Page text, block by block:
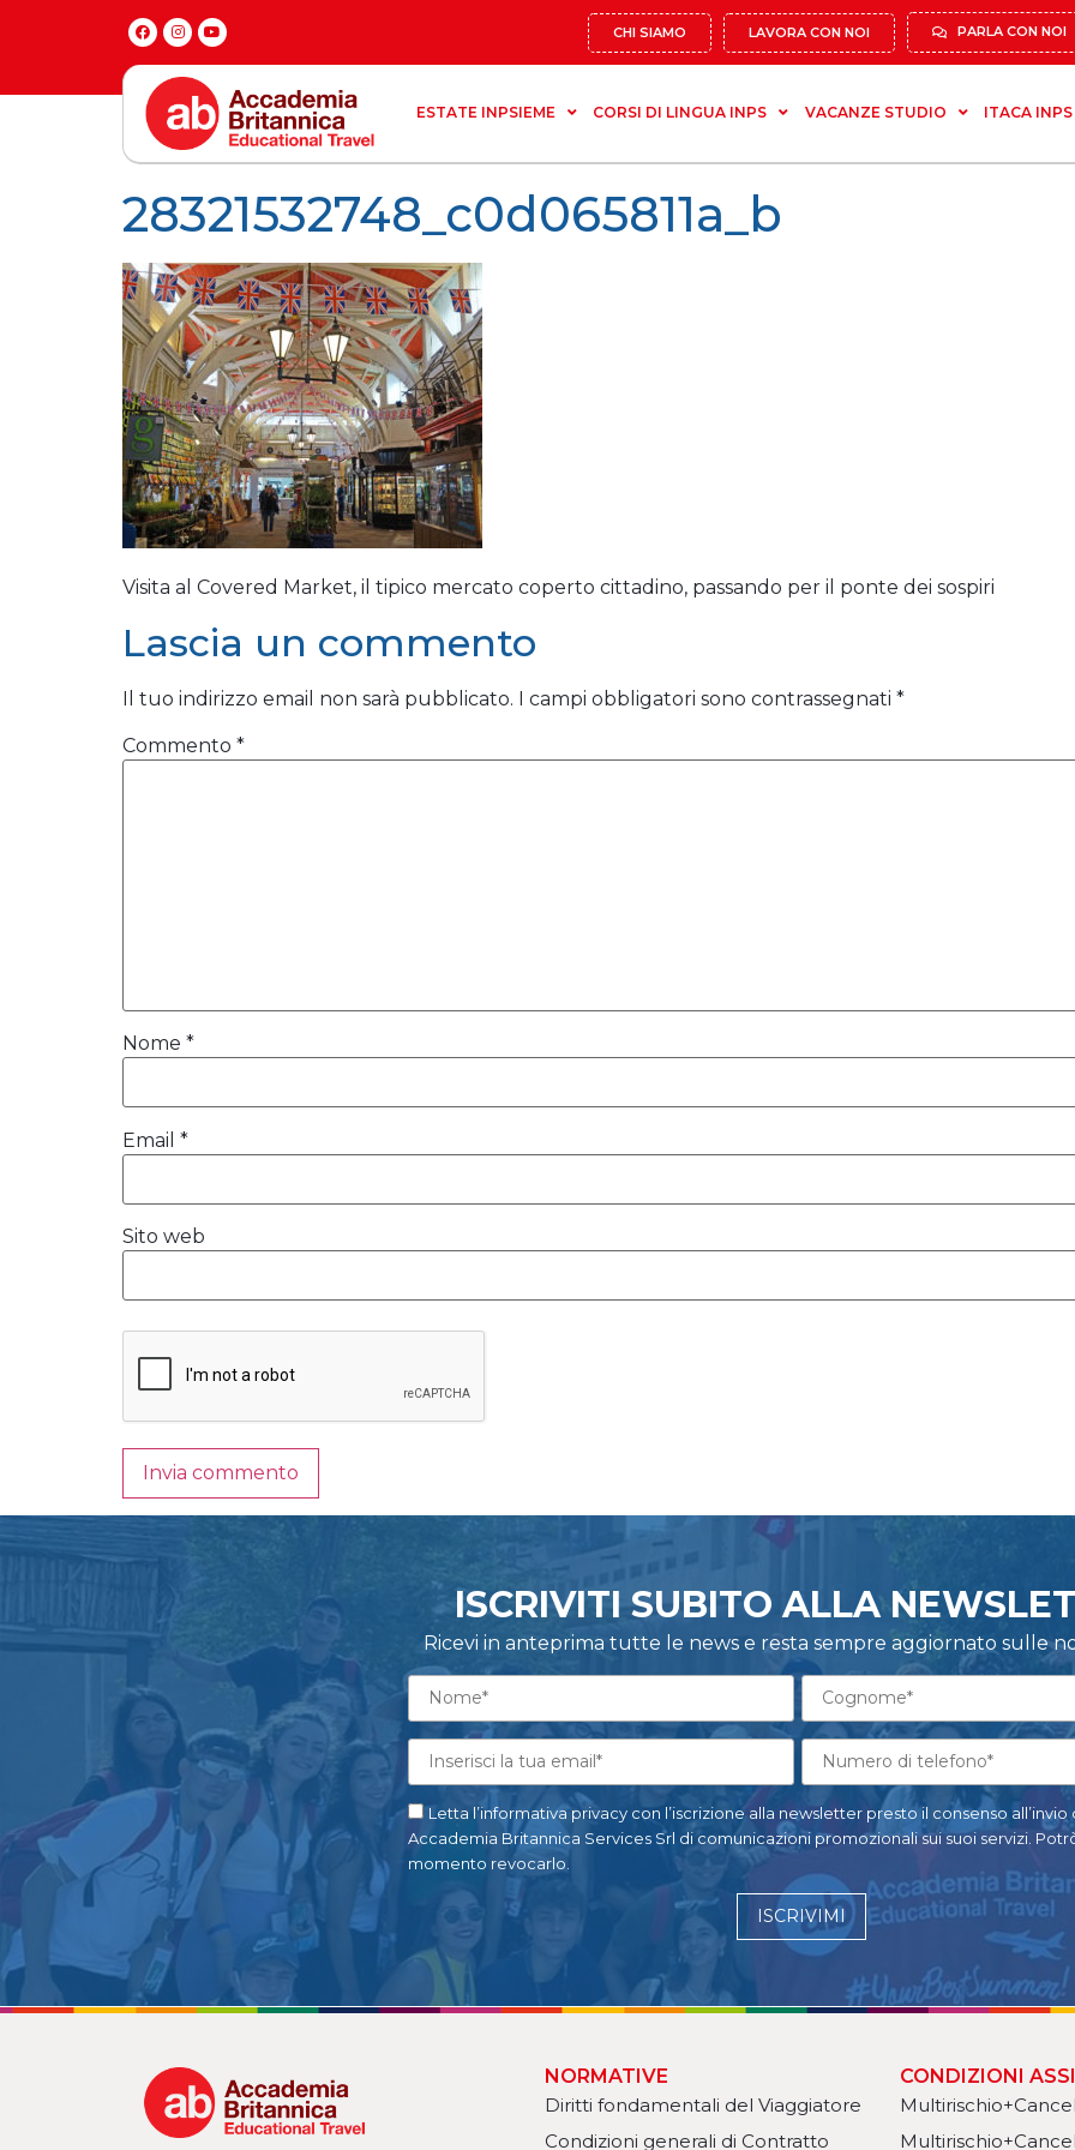
CHI SIAMO LAVORA CON NOI PARLA CON NOI
ESTATE INPSIEME CORSI DI LINGUA INPS VACANZE STUDIO ITACA INPS
28321532748_c0d065811a_b
Visita al Covered Market, il tipico mercato coperto cittadino, passando per il ponte dei sospiri
Lascia un commento
Il tuo indirizzo email non sarà pubblicato. I campi obbligatori sono contrassegnati *
Commento *
Nome *
Email *
Sito web
ISCRIVITI SUBITO ALLA
Ricevi in anteprima tutte le news e resta sempre aggiornato sulle
Letta l’informativa privacy con l’iscrizione alla newsletter presto il consenso
Accademia Britannica Services Srl di comunicazioni promozionali sui suoi servizi.
momento revocarlo.
ISCRIVIMI
NORMATIVE
Diritti fondamentali del Viaggiatore
Condizioni generali di Contratto
CONDIZIONI